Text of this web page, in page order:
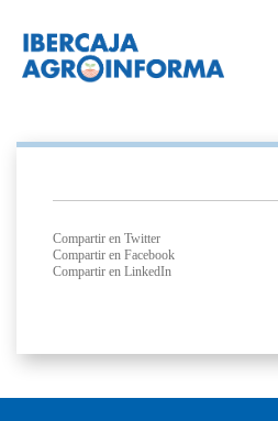
Compartir en Twitter
Compartir en Facebook
Compartir en LinkedIn